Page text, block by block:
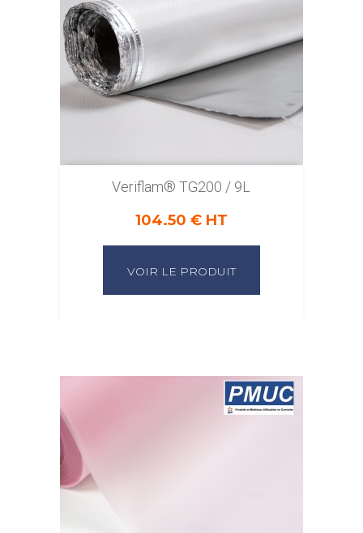
Veriflam® TG200 / 9L
104.50 € HT
VOIR LE PRODUIT